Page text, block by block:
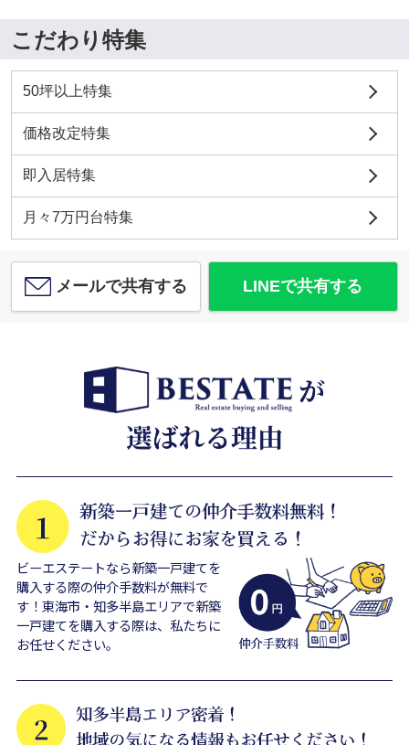
こだわり特集
50坪以上特集
価格改定特集
即入居特集
月々7万円台特集
メールで共有する LINEで共有する
ビーエステートなら新築一戸建てを
購入する際の仲介手数料が無料で
す！東海市・知多半島エリアで新築
一戸建てを購入する際は、私たちに
お任せください。